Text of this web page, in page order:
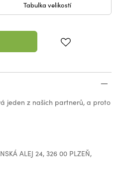
Tabulka velikostí
jeden z našich partnerů, a proto
ALEJ 24, 326 00 PLZEŇ,